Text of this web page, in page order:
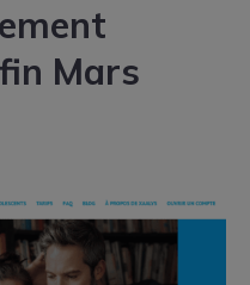
Mars